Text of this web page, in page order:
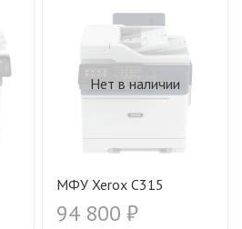
Нет в наличии
МФУ Xerox C315
94 800 ₽